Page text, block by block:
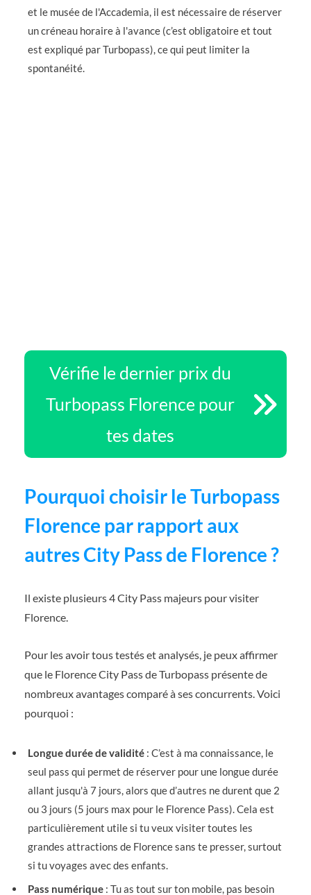
et le musée de l'Accademia, il est nécessaire de réserver
un créneau horaire à l'avance (c’est obligatoire et tout
est expliqué par Turbopass), ce qui peut limiter la
spontanéité.
Vérifie le dernier prix du
Turbopass Florence pour
tes dates
Pourquoi choisir le Turbopass
Florence par rapport aux
autres City Pass de Florence ?
Il existe plusieurs 4 City Pass majeurs pour visiter
Florence.
Pour les avoir tous testés et analysés, je peux affirmer
que le Florence City Pass de Turbopass présente de
nombreux avantages comparé à ses concurrents. Voici
pourquoi :
Longue durée de validité : C’est à ma connaissance, le
seul pass qui permet de réserver pour une longue durée
allant jusqu'à 7 jours, alors que d’autres ne durent que 2
ou 3 jours (5 jours max pour le Florence Pass). Cela est
particulièrement utile si tu veux visiter toutes les
grandes attractions de Florence sans te presser, surtout
si tu voyages avec des enfants.
Pass numérique : Tu as tout sur ton mobile, pas besoin